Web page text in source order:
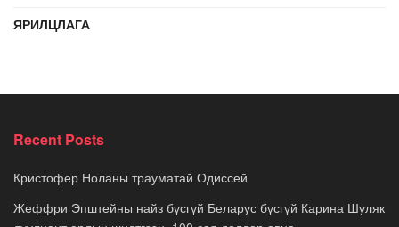
ЯРИЛЦЛАГА
Recent Posts
Кристофер Ноланы трауматай Одиссей
Жеффри Эпштейны найз бүсгүй Беларус бүсгүй Карина Шуляк